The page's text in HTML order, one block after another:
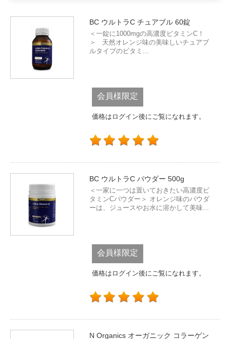
BC ウルトラC チュアブル 60錠
＜一錠に1000mgの高濃度ビタミンC！
＞ 天然オレンジ味の美味しいチュアブ
ルタイプのビタミ...
会員様限定
価格はログイン後にご覧になれます。
BC ウルトラC パウダー 500g
＜一家に一つは置いておきたい高濃度ビ
タミンCパウダー＞ オレンジ味のパウダ
ーは、ジュースやお水に溶かして美味...
会員様限定
価格はログイン後にご覧になれます。
N Organics オーガニック コラーゲン